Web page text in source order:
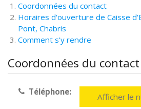
Coordonnées du contact
Horaires d'ouverture de Caisse
Pont, Chabris
Comment s'y rendre
Coordonnées du contact
Téléphone: Afficher le